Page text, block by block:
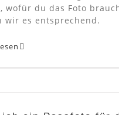
wofür du das Foto
wir es entsprechend.